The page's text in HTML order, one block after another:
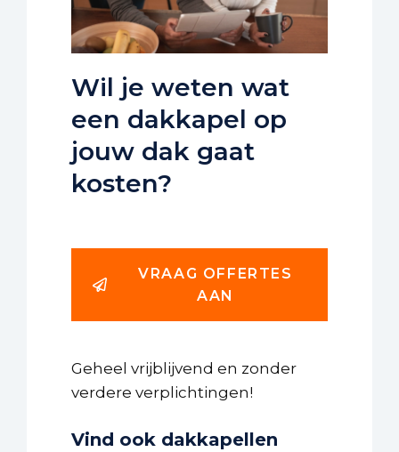
Wil je weten wat
een dakkapel op
jouw dak gaat
kosten?
VRAAG OFFERTES
AAN
Geheel vrijblijvend en zonder
verdere verplichtingen!
Vind ook dakkapellen